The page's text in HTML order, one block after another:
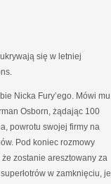
się w letniej
Nicka Fury’ego. Mówi
Osborn, żądając 100
powrotu swojej firmy na
Pod koniec rozmowy
zostanie aresztowany za
w zamknięciu,